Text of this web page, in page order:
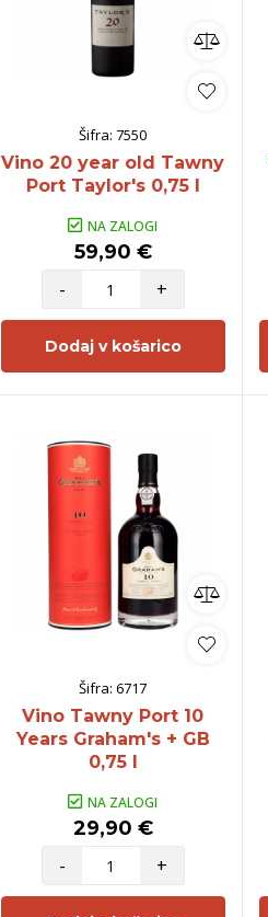
Šifra:7550
Vino 20 year old Tawny
Port Taylor's 0,75 l
NA ZALOGI
59,90 €
-
+
Dodaj v košarico
Šifra:6717
Vino Tawny Port 10
Years Graham's + GB
0,75 l
NA ZALOGI
29,90 €
-
+